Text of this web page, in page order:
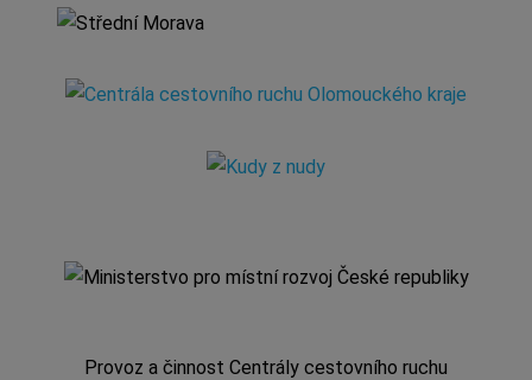
Provoz a činnost Centrály cestovního ruchu